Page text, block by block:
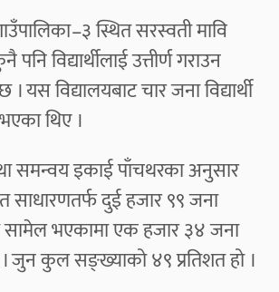
स्थित सरस्वती मावि
विद्यार्थीलाई उत्तीर्ण गराउन
विद्यालयबाट चार जना विद्यार्थी
थिए ।
समन्वय इकाई पाँचथरका अनुसार
साधारणतर्फ दुई हजार ९९ जना
सामेल भएकामा एक हजार ३४ जना
जुन कुल सङ्ख्याको ४९ प्रतिशत हो ।